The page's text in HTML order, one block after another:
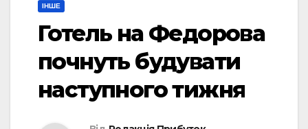
ІНШЕ
Готель на Федорова
почнуть будувати
наступного тижня